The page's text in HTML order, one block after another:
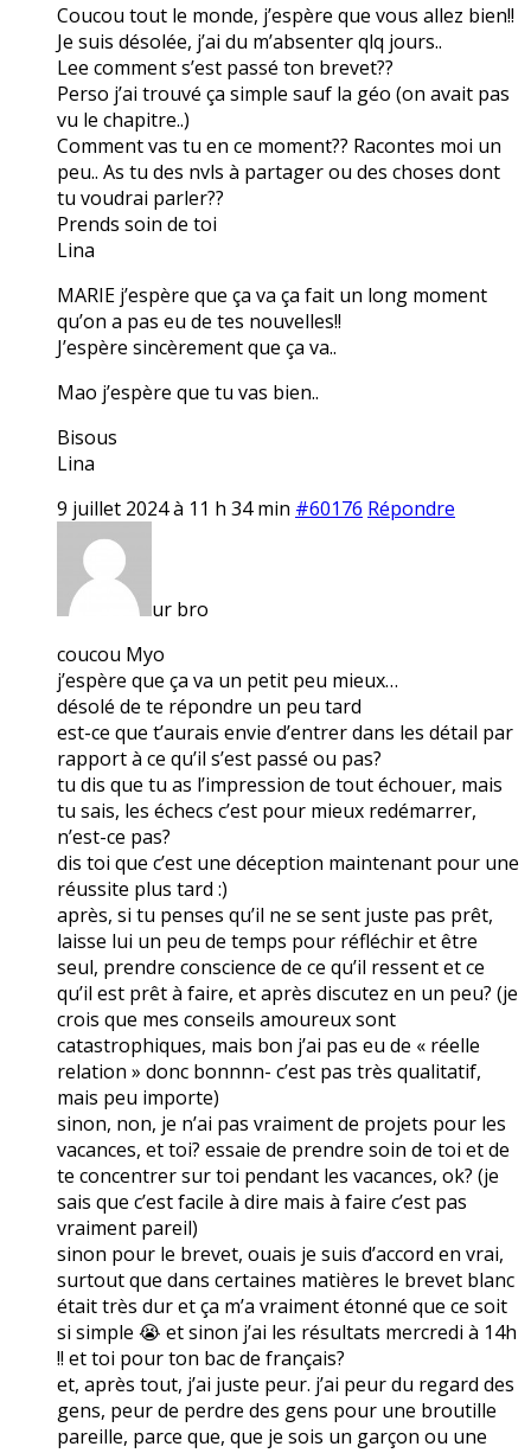
Coucou tout le monde, j’espère que vous allez bien!!
Je suis désolée, j’ai du m’absenter qlq jours..
Lee comment s’est passé ton brevet??
Perso j’ai trouvé ça simple sauf la géo (on avait pas
vu le chapitre..)
Comment vas tu en ce moment?? Racontes moi un
peu.. As tu des nvls à partager ou des choses dont
tu voudrai parler??
Prends soin de toi
Lina
MARIE j’espère que ça va ça fait un long moment
qu’on a pas eu de tes nouvelles!!
J’espère sincèrement que ça va..
Mao j’espère que tu vas bien..
Bisous
Lina
9 juillet 2024 à 11 h 34 min #60176 Répondre
ur bro
coucou Myo
j’espère que ça va un petit peu mieux…
désolé de te répondre un peu tard
est-ce que t’aurais envie d’entrer dans les détail par
rapport à ce qu’il s’est passé ou pas?
tu dis que tu as l’impression de tout échouer, mais
tu sais, les échecs c’est pour mieux redémarrer,
n’est-ce pas?
dis toi que c’est une déception maintenant pour une
réussite plus tard :)
après, si tu penses qu’il ne se sent juste pas prêt,
laisse lui un peu de temps pour réfléchir et être
seul, prendre conscience de ce qu’il ressent et ce
qu’il est prêt à faire, et après discutez en un peu? (je
crois que mes conseils amoureux sont
catastrophiques, mais bon j’ai pas eu de « réelle
relation » donc bonnnn- c’est pas très qualitatif,
mais peu importe)
sinon, non, je n’ai pas vraiment de projets pour les
vacances, et toi? essaie de prendre soin de toi et de
te concentrer sur toi pendant les vacances, ok? (je
sais que c’est facile à dire mais à faire c’est pas
vraiment pareil)
sinon pour le brevet, ouais je suis d’accord en vrai,
surtout que dans certaines matières le brevet blanc
était très dur et ça m’a vraiment étonné que ce soit
si simple 😭 et sinon j’ai les résultats mercredi à 14h
!! et toi pour ton bac de français?
et, après tout, j’ai juste peur. j’ai peur du regard des
gens, peur de perdre des gens pour une broutille
pareille, parce que, que je sois un garçon ou une